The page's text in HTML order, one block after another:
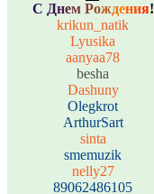
С Днем Рождения!
krikun_natik
Lyusika
aanyaa78
besha
Dashuny
Olegkrot
ArthurSart
sinta
smemuzik
nelly27
89062486105